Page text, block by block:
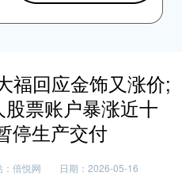
福回应金饰又涨价;
票账户暴涨近十
停生产交付
：倍悦网
日期：2026-05-16